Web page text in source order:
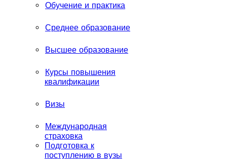
Обучение и практика
Среднее образование
Высшее образование
Курсы повышения
квалификации
Визы
Международная
страховка
Подготовка к
поступлению в вузы